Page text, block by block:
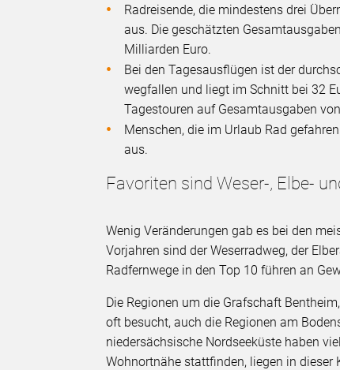
Radreisende, die mindestens drei
aus. Die geschätzten
Milliarden Euro.
Bei den Tagesausflügen ist der
wegfallen und liegt im Schnitt bei 32
Tagestouren auf Gesamtausgaben
Menschen, die im Urlaub Rad
aus.
Favoriten sind Weser-, Elbe-
Wenig Veränderungen gab es bei den
Vorjahren sind der Weserradweg, der
Radfernwege in den Top 10 führen an
Die Regionen um die Grafschaft
oft besucht, auch die Regionen am
niedersächsische Nordseeküste haben
Wohnortnähe stattfinden, liegen in dieser